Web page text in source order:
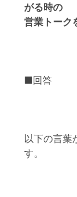
がる時の
営業トーク
■回答
以下の言葉
す。